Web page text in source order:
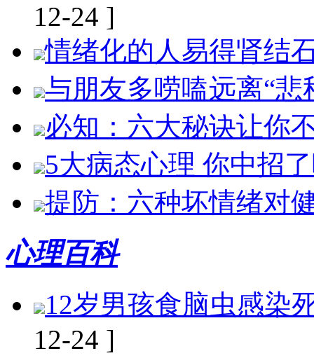
12-24 ]
情绪化的人易得肾结
与朋友多唠嗑远离“悲
必知：六大秘诀让你
5大病态心理 你中招
提防：六种坏情绪对
心理百科
12岁男孩食脑虫感染
12-24 ]